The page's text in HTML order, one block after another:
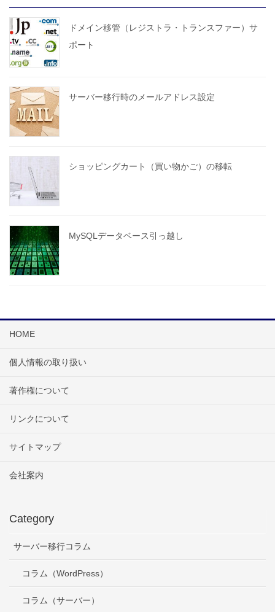
ドメイン移管（レジストラ・トランスファー）サ
ポート
サーバー移行時のメールアドレス設定
ショッピングカート（買い物かご）の移転
MySQLデータベース引っ越し
HOME
個人情報の取り扱い
著作権について
リンクについて
サイトマップ
会社案内
Category
サーバー移行コラム
コラム（WordPress）
コラム（サーバー）